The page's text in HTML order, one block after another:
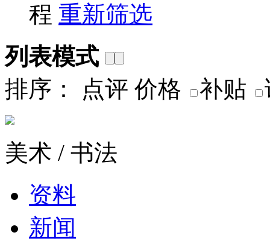
程 重新筛选
列表模式
排序：
点评 价格 补贴
美术 / 书法
资料
新闻